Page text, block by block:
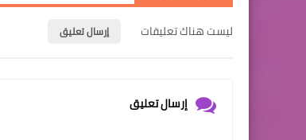
ليست هناك تعليقات إرسال تعليق
إرسال تعليق